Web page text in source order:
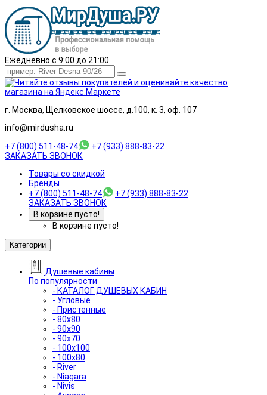
Ежедневно с 9:00 до 21:00
г. Москва, Щелковское шоссе, д.100, к. 3, оф. 107
info@mirdusha.ru
+7 (800) 511-48-74
+7 (933) 888-83-22
ЗАКАЗАТЬ ЗВОНОК
Товары со скидкой
Бренды
+7 (800) 511-48-74
+7 (933) 888-83-22
ЗАКАЗАТЬ ЗВОНОК
В корзине пусто!
В корзине пусто!
Категории
Душевые кабины
По популярности
- КАТАЛОГ ДУШЕВЫХ КАБИН
- Угловые
- Пристенные
- 80x80
- 90x90
- 90x70
- 100x100
- 100x80
- River
- Niagara
- Nivis